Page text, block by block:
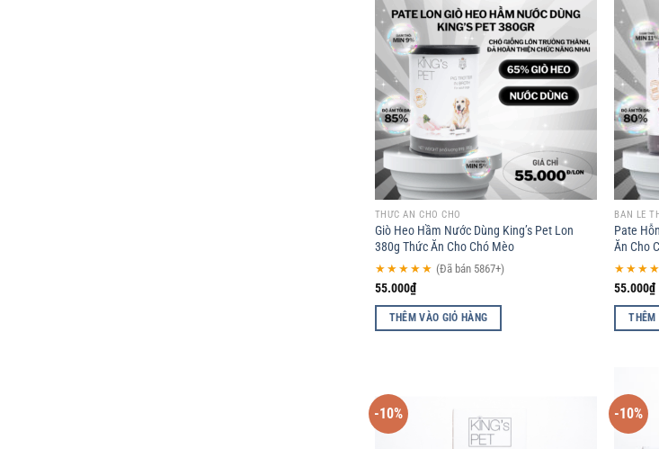
Add to
wishlist
THỨC ĂN CHO CHÓ
Giò Heo Hầm Nước Dùng King’s Pet Lon
380g Thức Ăn Cho Chó Mèo
★★★★★ (Đã bán 5867+)
55.000₫
THÊM VÀO GIỎ HÀNG
BÁN LẺ
Pate
Ăn Cho
55.000₫
THÊM
-10% -10%